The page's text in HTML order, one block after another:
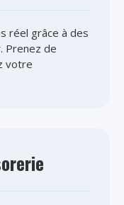
réel grâce à des
Prenez de
votre